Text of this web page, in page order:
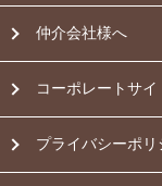
仲介会社様へ
コーポレートサイ
プライバシーポリ